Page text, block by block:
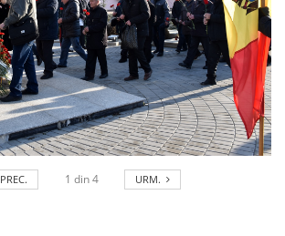
PREC. 1 din4 URM.